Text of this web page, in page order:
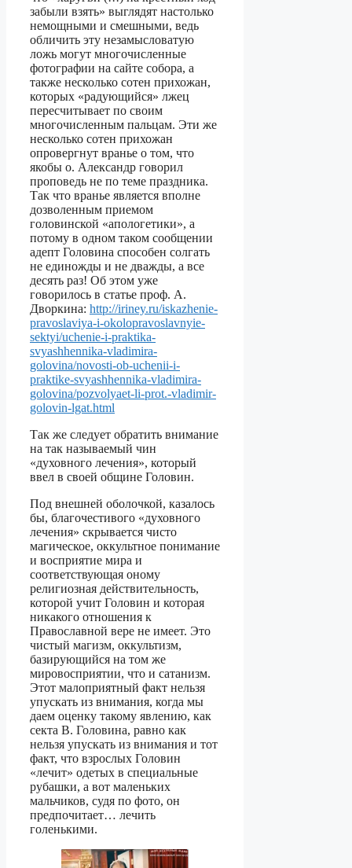
забыли взять» выглядят настолько
немощными и смешными, ведь
обличить эту незамысловатую
ложь могут многочисленные
фотографии на сайте собора, а
также несколько сотен прихожан,
которых «радующийся» лжец
пересчитывает по своим
многочисленным пальцам. Эти же
несколько сотен прихожан
опровергнут вранье о том, что
якобы о. Александр говорил
проповедь не по теме праздника.
Так что вранье является вполне
дозволенным приемом
головинской «апологетики», а
потому в одном таком сообщении
адепт Головина способен солгать
не единожды и не дважды, а все
десять раз! Об этом уже
говорилось в статье проф. А.
Дворкина: http://iriney.ru/iskazhenie-
pravoslaviya-i-okolopravoslavnyie-
sektyi/uchenie-i-praktika-
svyashhennika-vladimira-
golovina/novosti-ob-uchenii-i-
praktike-svyashhennika-vladimira-
golovina/pozvolyaet-li-prot.-vladimir-
golovin-lgat.html
Так же следует обратить внимание
на так называемый чин
«духовного лечения», который
ввел в своей общине Головин.
Под внешней оболочкой, казалось
бы, благочестивого «духовного
лечения» скрывается чисто
магическое, оккультное понимание
и восприятие мира и
соответствующая оному
религиозная действительность,
которой учит Головин и которая
никакого отношения к
Православной вере не имеет. Это
чистый магизм, оккультизм,
базирующийся на том же
мировосприятии, что и сатанизм.
Этот малоприятный факт нельзя
упускать из внимания, когда мы
даем оценку такому явлению, как
секта В. Головина, равно как
нельзя упускать из внимания и тот
факт, что взрослых Головин
«лечит» одетых в специальные
рубашки, а вот маленьких
мальчиков, судя по фото, он
предпочитает… лечить
голенькими.